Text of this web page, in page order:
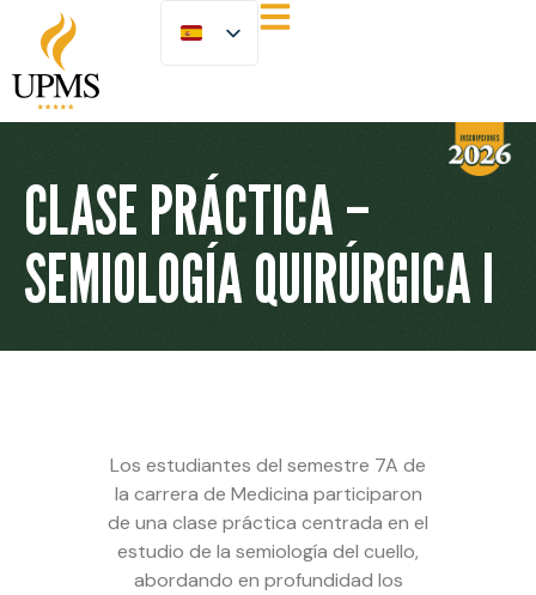
CLASE PRÁCTICA –
SEMIOLOGÍA QUIRÚRGICA I
Los estudiantes del semestre 7A de
la carrera de Medicina participaron
de una clase práctica centrada en el
estudio de la semiología del cuello,
abordando en profundidad los